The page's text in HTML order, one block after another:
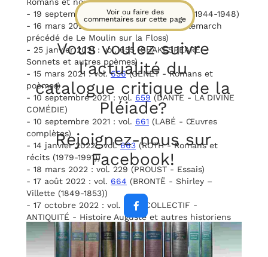
- 19 septembre 2019 : vol. 183 (CAMUS - 1944-1948)
- 16 mars 2020 : vol.
(ELIOT - Middlemarch
précédé de Le Moulin sur la Floss)
- 25 janvier 2021 : vol. 655 (SHAKESPEARE -
Sonnets et autres poèmes)
- 15 mars 2021 : vol.656(GENET - Romans et
poèmes)
- 10 septembre 2021 : vol. 659 (DANTE - LA DIVINE
COMÉDIE)
- 10 septembre 2021 : vol. 661 (LABÉ - Œuvres
complètes)
- 14 janvier 2022 : vol.663 (ROTH - Romans et
récits (1979-1991))
- 18 mars 2022 : vol. 229 (PROUST - Essais)
- 17 août 2022 : vol. 664 (BRONTË - Shirley –
Villette (1849-1853))
- 17 octobre 2022 : vol. 665 (COLLECTIF -
ANTIQUITÉ - Histoire Auguste et autres historiens
païens)
Voir ou faire des
commentaires sur cette page
Vous voulez suivre
l'actualité du
catalogue critique de la
Pléiade?
Rejoignez-nous sur
Facebook!
